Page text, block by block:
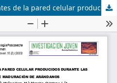
Estudio de los componentes de la pared celular producidos durante las diferentes etapas de maduración de arándanos